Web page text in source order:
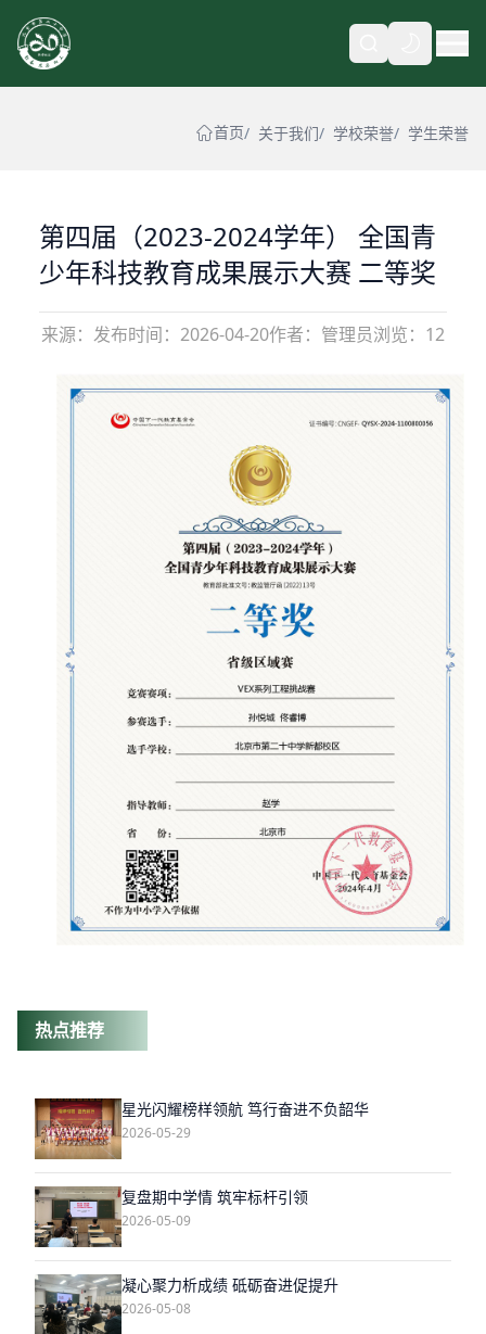
自动
首页 关于我们 学校荣誉 学生荣誉
第四届（2023-2024学年） 全国青
少年科技教育成果展示大赛 二等奖
来源： 发布时间： 2026-04-20作者：管理员浏览：12
热点推荐
星光闪耀榜样领航 笃行奋进不负韶华
2026-05-29
复盘期中学情 筑牢标杆引领
2026-05-09
凝心聚力析成绩 砥砺奋进促提升
2026-05-08